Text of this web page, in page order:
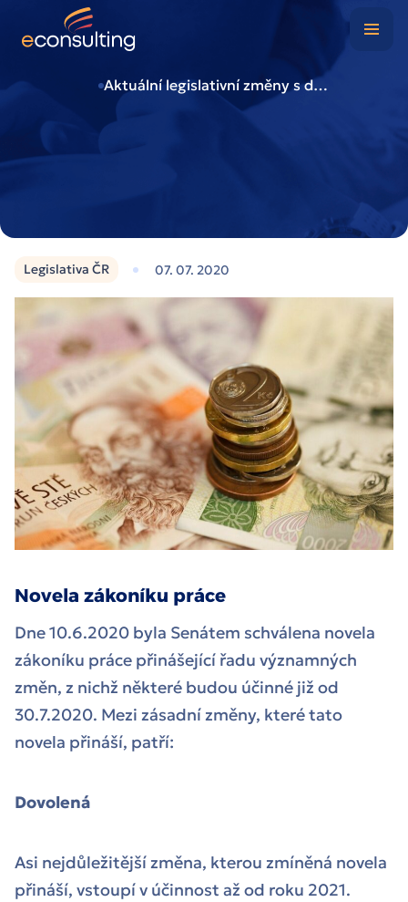
Digitální kancelář
Případové studie
O nás
Klientská zóna
Nezávazně poptat
Aktuální legislativní změny s dopadem na zpracování mezd v roce 2020
Legislativa ČR 07. 07. 2020
Novela zákoníku práce
Dne 10.6.2020 byla Senátem schválena novela
zákoníku práce přinášející řadu významných
změn, z nichž některé budou účinné již od
30.7.2020. Mezi zásadní změny, které tato
novela přináší, patří:
Dovolená
Asi nejdůležitější změna, kterou zmíněná novela
přináší, vstoupí v účinnost až od roku 2021.